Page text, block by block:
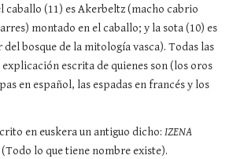
caballo (11) es Akerbeltz (macho cabrio
montado en el caballo; y la sota (10) es
del bosque de la mitología vasca). Todas las
escrita de quienes son (los oros
en español, las espadas en francés y los
en euskera un antiguo dicho: IZENA
(Todo lo que tiene nombre existe).